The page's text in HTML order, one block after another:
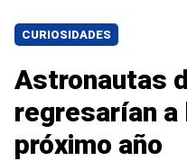
CURIOSIDADES
Astronautas
regresarían a
próximo año